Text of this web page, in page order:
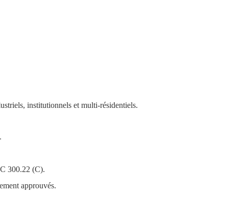
institutionnels et multi-résidentiels.
300.22 (C).
approuvés.